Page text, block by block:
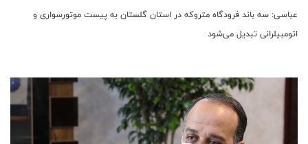
عباسی: سه باند فرودگاه متروکه در استان گلستان به پیست موتورسواری و
اتومبیلرانی تبدیل می‌شود